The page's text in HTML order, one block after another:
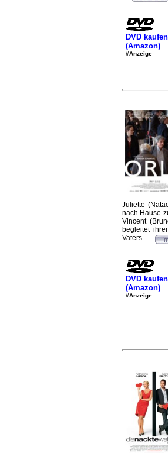
DVD kaufen
(Amazon)
#Anzeige
Juliette
nach Hause
Vincent
begleitet
Vaters. ...
DVD kaufen
(Amazon)
#Anzeige